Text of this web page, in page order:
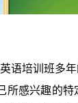
语培训班多
感兴趣的特